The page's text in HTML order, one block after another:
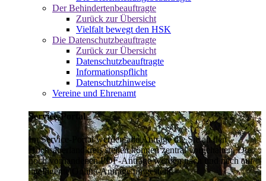
Der Behindertenbeauftragte
Zurück zur Übersicht
Vielfalt bewegt den HSK
Die Datenschutzbeauftragte
Zurück zur Übersicht
Datenschutzbeauftragte
Informationspflicht
Datenschutzhinweise
Vereine und Ehrenamt
Service-Portal
Im Service-Portal werden alle Anträge die Sie an den
Hochsauerlandkreis stellen können zentral vorgehalten. Die
noch vorhandenen PDF-Anträge werden nach und nach auf
intelligente Online-Anträge umgestellt.